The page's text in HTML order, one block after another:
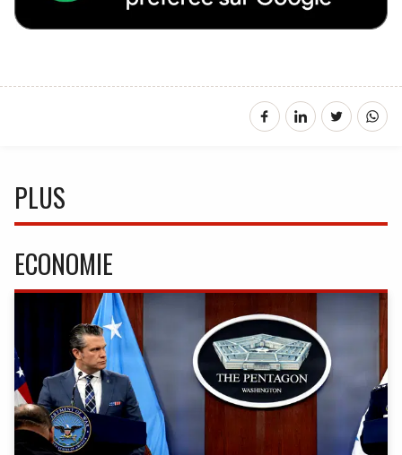
PLUS
ECONOMIE